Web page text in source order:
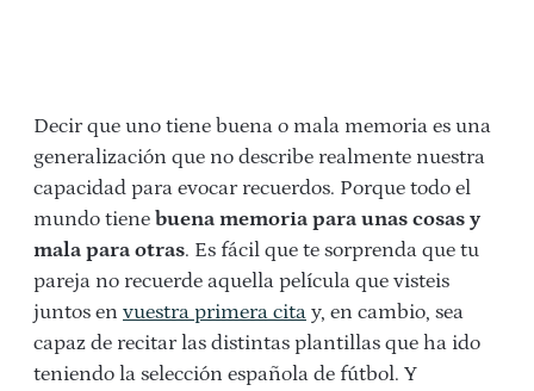
Decir que uno tiene buena o mala memoria es una
generalización que no describe realmente nuestra
capacidad para evocar recuerdos. Porque todo el
mundo tiene buena memoria para unas cosas y
mala para otras. Es fácil que te sorprenda que tu
pareja no recuerde aquella película que visteis
juntos en vuestra primera cita y, en cambio, sea
capaz de recitar las distintas plantillas que ha ido
teniendo la selección española de fútbol. Y